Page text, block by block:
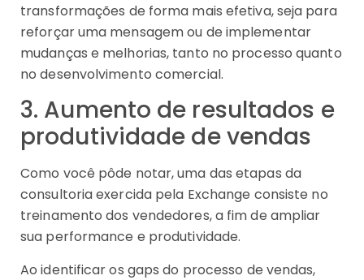
transformações de forma mais efetiva, seja para
reforçar uma mensagem ou de implementar
mudanças e melhorias, tanto no processo quanto
no desenvolvimento comercial.
3. Aumento de resultados e
produtividade de vendas
Como você pôde notar, uma das etapas da
consultoria exercida pela Exchange consiste no
treinamento dos vendedores, a fim de ampliar
sua performance e produtividade.
Ao identificar os gaps do processo de vendas,